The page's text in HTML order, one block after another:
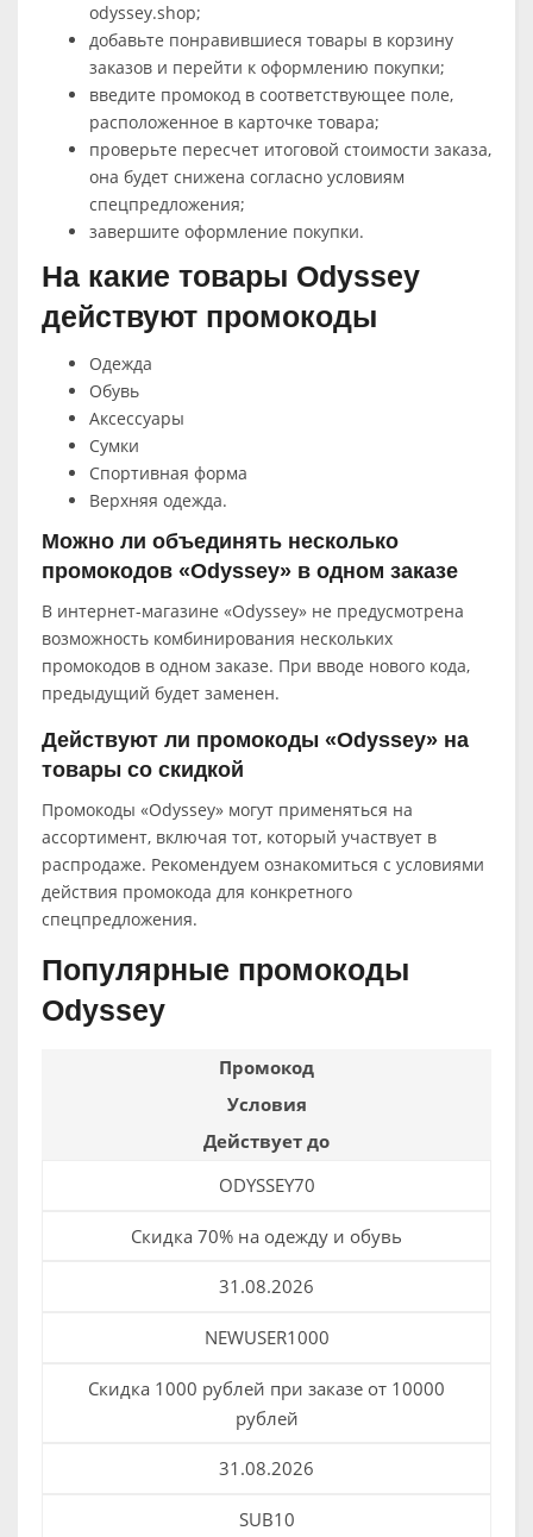
odyssey.shop;
добавьте понравившиеся товары в корзину
заказов и перейти к оформлению покупки;
введите промокод в соответствующее поле,
расположенное в карточке товара;
проверьте пересчет итоговой стоимости заказа,
она будет снижена согласно условиям
спецпредложения;
завершите оформление покупки.
На какие товары Odyssey
действуют промокоды
Одежда
Обувь
Аксессуары
Сумки
Спортивная форма
Верхняя одежда.
Можно ли объединять несколько
промокодов «Odyssey» в одном заказе
В интернет-магазине «Odyssey» не предусмотрена
возможность комбинирования нескольких
промокодов в одном заказе. При вводе нового кода,
предыдущий будет заменен.
Действуют ли промокоды «Odyssey» на
товары со скидкой
Промокоды «Odyssey» могут применяться на
ассортимент, включая тот, который участвует в
распродаже. Рекомендуем ознакомиться с условиями
действия промокода для конкретного
спецпредложения.
Популярные промокоды
Odyssey
Промокод
Условия
Действует до
ODYSSEY70
Скидка 70% на одежду и обувь
31.08.2026
NEWUSER1000
Скидка 1000 рублей при заказе от 10000
рублей
31.08.2026
SUB10